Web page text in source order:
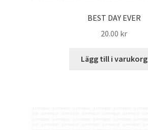
BEST DAY EVER
20.00 kr
Lägg till i varukorg